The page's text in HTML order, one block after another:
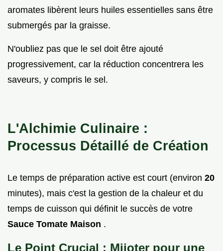
aromates libèrent leurs huiles essentielles sans être
submergés par la graisse.
N'oubliez pas que le sel doit être ajouté
progressivement, car la réduction concentrera les
saveurs, y compris le sel.
L'Alchimie Culinaire :
Processus Détaillé de Création
Le temps de préparation active est court (environ 20
minutes), mais c'est la gestion de la chaleur et du
temps de cuisson qui définit le succès de votre
Sauce Tomate Maison .
Le Point Crucial : Mijoter pour une